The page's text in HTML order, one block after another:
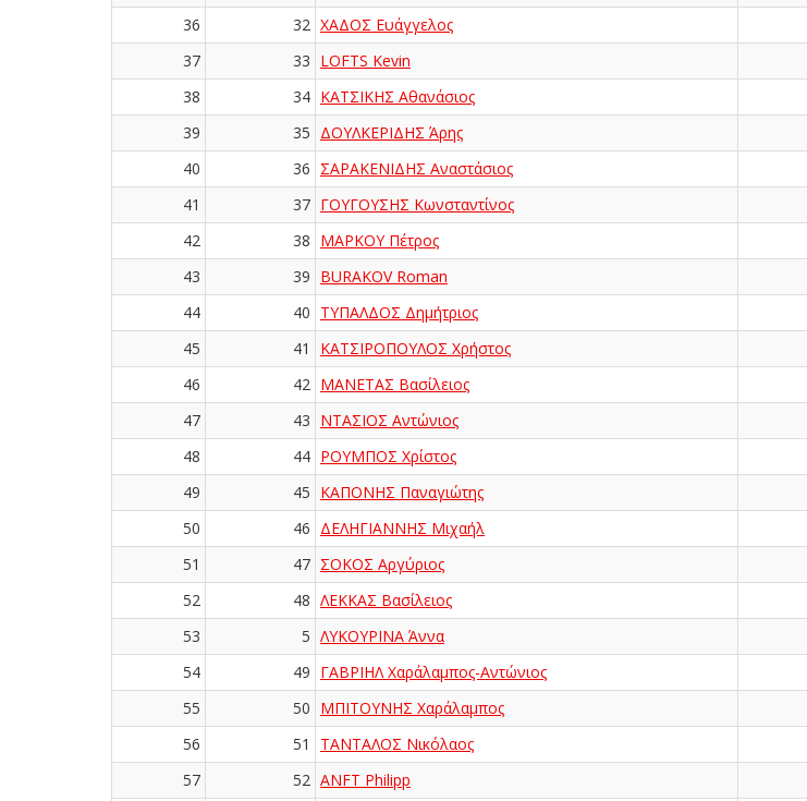
36
32 ΧΑΔΟΣ Ευάγγελος
37
33 LOFTS Kevin
38
34 ΚΑΤΣΙΚΗΣ Αθανάσιος
39
35 ΔΟΥΛΚΕΡΙΔΗΣ Άρης
40
36 ΣΑΡΑΚΕΝΙΔΗΣ Αναστάσιος
41
37 ΓΟΥΓΟΥΣΗΣ Κωνσταντίνος
42
38 ΜΑΡΚΟΥ Πέτρος
43
39 BURAKOV Roman
44
40 ΤΥΠΑΛΔΟΣ Δημήτριος
45
41 ΚΑΤΣΙΡΟΠΟΥΛΟΣ Χρήστος
46
42 ΜΑΝΕΤΑΣ Βασίλειος
47
43 ΝΤΑΣΙΟΣ Αντώνιος
48
44 ΡΟΥΜΠΟΣ Χρίστος
49
45 ΚΑΠΟΝΗΣ Παναγιώτης
50
46 ΔΕΛΗΓΙΑΝΝΗΣ Μιχαήλ
51
47 ΣΟΚΟΣ Αργύριος
52
48 ΛΕΚΚΑΣ Βασίλειος
53
5 ΛΥΚΟΥΡΙΝΑ Άννα
54
49 ΓΑΒΡΙΗΛ Χαράλαμπος-Αντώνιος
55
50 ΜΠΙΤΟΥΝΗΣ Χαράλαμπος
56
51 ΤΑΝΤΑΛΟΣ Νικόλαος
57
52 ANFT Philipp